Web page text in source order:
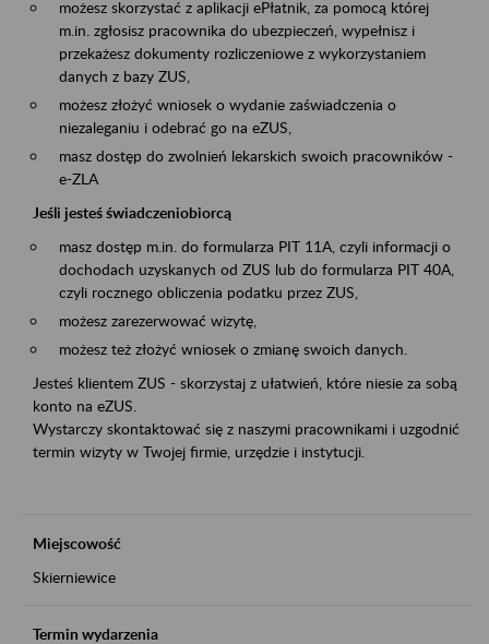
możesz skorzystać z aplikacji ePłatnik, za pomocą której
m.in. zgłosisz pracownika do ubezpieczeń, wypełnisz i
przekażesz dokumenty rozliczeniowe z wykorzystaniem
danych z bazy ZUS,
możesz złożyć wniosek o wydanie zaświadczenia o
niezaleganiu i odebrać go na eZUS,
masz dostęp do zwolnień lekarskich swoich pracowników -
e-ZLA
Jeśli jesteś świadczeniobiorcą
masz dostęp m.in. do formularza PIT 11A, czyli informacji o
dochodach uzyskanych od ZUS lub do formularza PIT 40A,
czyli rocznego obliczenia podatku przez ZUS,
możesz zarezerwować wizytę,
możesz też złożyć wniosek o zmianę swoich danych.
Jesteś klientem ZUS - skorzystaj z ułatwień, które niesie za sobą
konto na eZUS.
Wystarczy skontaktować się z naszymi pracownikami i uzgodnić
termin wizyty w Twojej firmie, urzędzie i instytucji.
Miejscowość
Skierniewice
Termin wydarzenia